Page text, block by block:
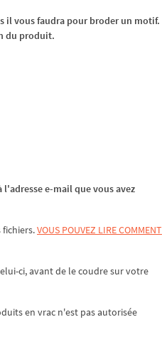
il vous faudra pour broder un motif.
du produit.
e-mail que vous avez
fichiers.VOUS POUVEZ LIRE COMMENT
ci, avant de le coudre sur votre
en vrac n'est pas autorisée